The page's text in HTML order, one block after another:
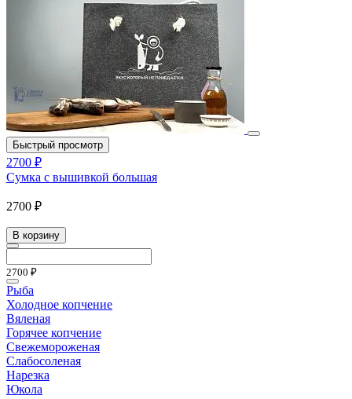
Быстрый просмотр
2700 ₽
Сумка с вышивкой большая
2700 ₽
В корзину
2700 ₽
Рыба
Холодное копчение
Вяленая
Горячее копчение
Свежемороженая
Слабосоленая
Нарезка
Юкола